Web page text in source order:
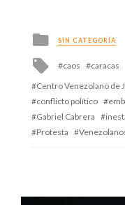
Posted
in
SIN CATEGORÍA
Tagged
caos
caracas
Centro Venezolano de
conflicto político
Gabriel Cabrera
Protesta